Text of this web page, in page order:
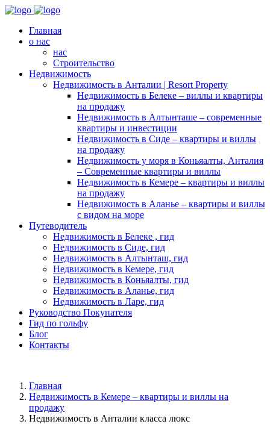
Главная
о нас
нас
Строительство
Недвижимость
Недвижимость в Анталии | Resort Property
Недвижимость в Белеке – виллы и квартиры
на продажу
Недвижимость в Алтынташе – современные
квартиры и инвестиции
Недвижимость в Сиде – квартиры и виллы
на продажу
Недвижимость у моря в Коньяалты, Анталия
– Современные квартиры и виллы
Недвижимость в Кемере – квартиры и виллы
на продажу
Недвижимость в Аланье – квартиры и виллы
с видом на море
Путеводитель
Недвижимость в Белеке , гид
Недвижимость в Сиде, гид
Недвижимость в Алтынташ, гид
Недвижимость в Кемере, гид
Недвижимость в Коньяалты, гид
Недвижимость в Аланье, гид
Недвижимость в Ларе, гид
Руководство Покупателя
Гид по гольфу
Блог
Контакты
Главная
Недвижимость в Кемере – квартиры и виллы на
продажу
Недвижимость в Анталии класса люкс